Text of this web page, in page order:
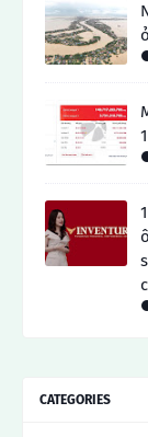
CATEGORIES